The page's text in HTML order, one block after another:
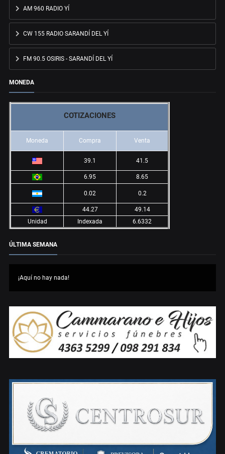
AM 960 RADIO YÍ
CW 155 RADIO SARANDÍ DEL YÍ
FM 90.5 OSIRIS - SARANDÍ DEL YÍ
MONEDA
COTIZACIONES
Moneda Compra Venta
39.1 41.5
6.95 8.65
0.02 0.2
44.27
49.14
Unidad
Indexada 6.6332
ÚLTIMA SEMANA
¡Aquí no hay nada!